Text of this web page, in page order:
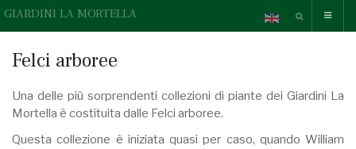
GIARDINI LA MORTELLA
Felci arboree
Una delle più sorprendenti collezioni di piante dei Giardini La
Mortella è costituita dalle Felci arboree.
Questa collezione è iniziata quasi per caso, quando William